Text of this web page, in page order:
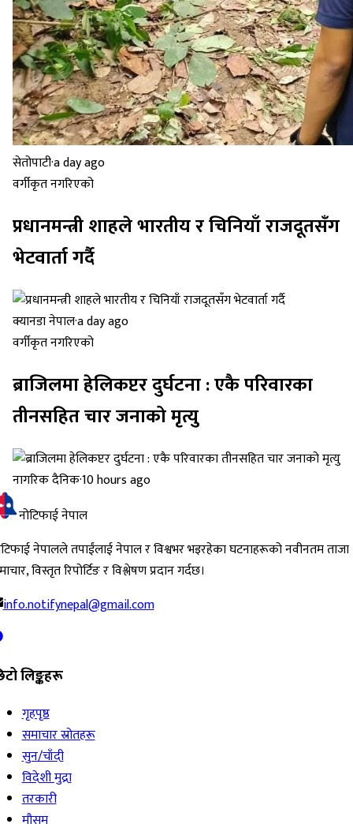
सेतोपाटी·a day ago
वर्गीकृत नगरिएको
प्रधानमन्त्री शाहले भारतीय र चिनियाँ राजदूतसँग
भेटवार्ता गर्दै
क्यानडा नेपाल·a day ago
वर्गीकृत नगरिएको
ब्राजिलमा हेलिकप्टर दुर्घटना : एकै परिवारका
तीनसहित चार जनाको मृत्यु
नागरिक दैनिक·10 hours ago
नोटिफाई नेपाल
नेपालले तपाईंलाई नेपाल र विश्वभर भइरहेका घटनाहरूको नवीनतम ताजा
विस्तृत रिपोर्टिङ र विश्लेषण प्रदान गर्दछ।
info.notifynepal@gmail.com
लिङ्कहरू
गृहपृष्ठ
समाचार स्रोतहरू
सुन/चाँदी
विदेशी मुद्रा
तरकारी